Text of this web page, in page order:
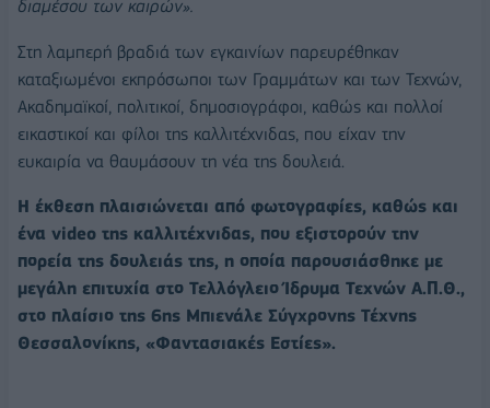
διαμέσου των καιρών».
Στη λαμπερή βραδιά των εγκαινίων παρευρέθηκαν
καταξιωμένοι εκπρόσωποι των Γραμμάτων και των Τεχνών,
Ακαδημαϊκοί, πολιτικοί, δημοσιογράφοι, καθώς και πολλοί
εικαστικοί και φίλοι της καλλιτέχνιδας, που είχαν την
ευκαιρία να θαυμάσουν τη νέα της δουλειά.
Η έκθεση πλαισιώνεται από φωτογραφίες, καθώς και
ένα video της καλλιτέχνιδας, που εξιστορούν την
πορεία της δουλειάς της, η οποία παρουσιάσθηκε με
μεγάλη επιτυχία στο Τελλόγλειο Ίδρυμα Τεχνών Α.Π.Θ.,
στο πλαίσιο της 6ης Μπιενάλε Σύγχρονης Τέχνης
Θεσσαλονίκης, «Φαντασιακές Εστίες».